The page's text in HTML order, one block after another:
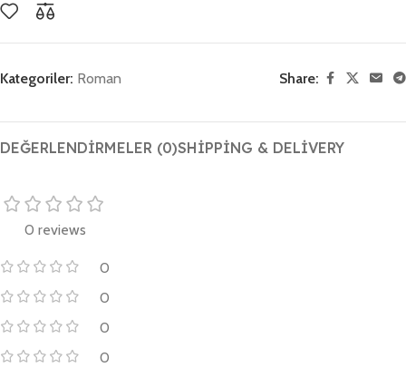
Kategoriler: Roman Share:
DEĞERLENDIRMELER (0)SHIPPING & DELIVERY
0 reviews
0
0
0
0